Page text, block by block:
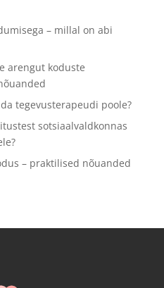
– millal on abi
arengut koduste
tegevusterapeudi poole?
sotsiaalvaldkonnas
– praktilised nõuanded